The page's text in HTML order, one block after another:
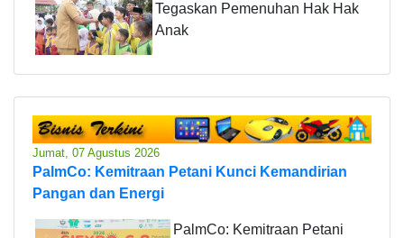
Tegaskan Pemenuhan Hak Hak
Anak
Jumat, 07 Agustus 2026
PalmCo: Kemitraan Petani Kunci Kemandirian
Pangan dan Energi
PalmCo: Kemitraan Petani